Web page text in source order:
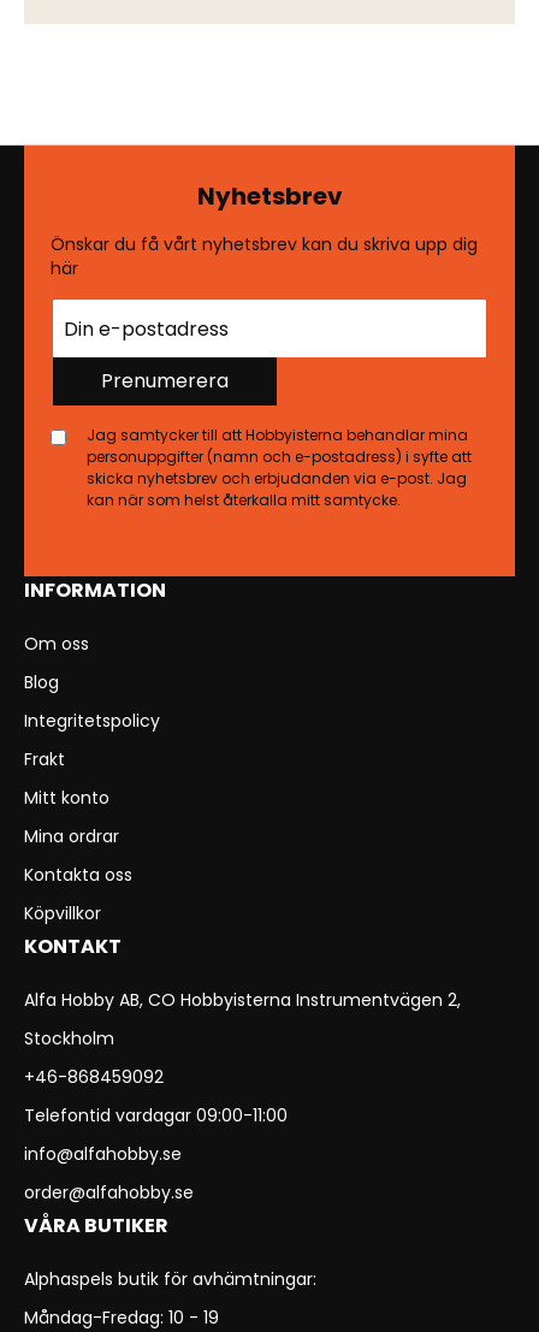
INFORMATION
Om oss
Blog
Integritetspolicy
Frakt
Mitt konto
Mina ordrar
Kontakta oss
Köpvillkor
KONTAKT
Alfa Hobby AB, CO Hobbyisterna Instrumentvägen 2,
Stockholm
+46-868459092
Telefontid vardagar 09:00-11:00
info@alfahobby.se
order@alfahobby.se
VÅRA BUTIKER
Alphaspels butik för avhämtningar:
Måndag-Fredag: 10 - 19
Nyhetsbrev
Önskar du få vårt nyhetsbrev kan du skriva upp dig
här
Prenumerera
Jag samtycker till att Hobbyisterna behandlar mina
personuppgifter (namn och e-postadress) i syfte att
skicka nyhetsbrev och erbjudanden via e-post. Jag
kan när som helst återkalla mitt samtycke.